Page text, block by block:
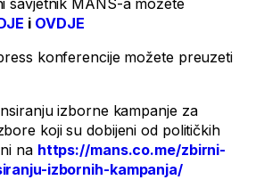
savjetnik MANS-a možete
i OVDJE
konferencije možete preuzeti
izborne kampanje za
koji su dobijeni od političkih
na https://mans.co.me/zbirni-
izbornih-kampanja/